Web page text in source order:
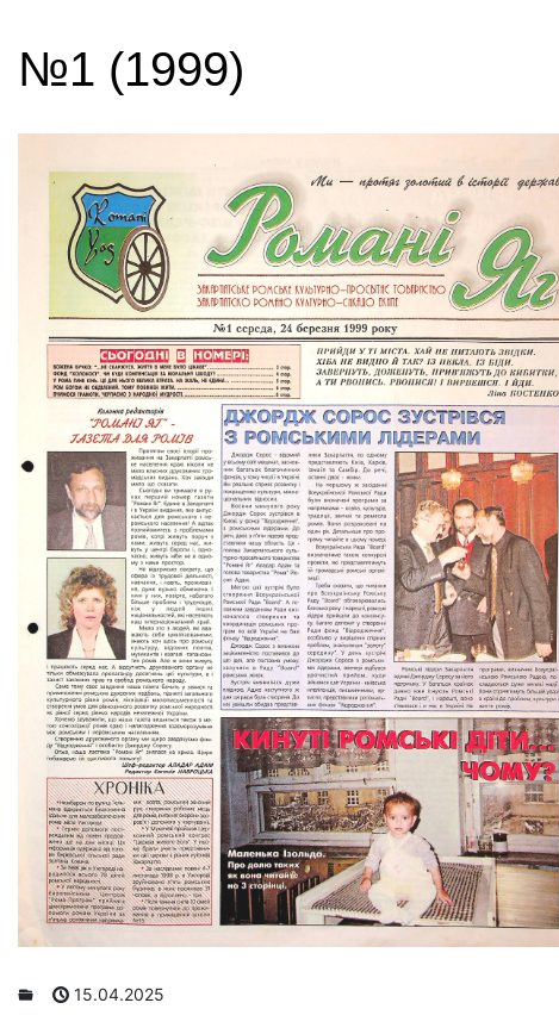
№1 (1999)
15.04.2025